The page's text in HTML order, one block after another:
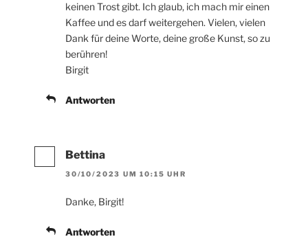
keinen Trost gibt. Ich glaub, ich mach mir einen
Kaffee und es darf weitergehen. Vielen, vielen
Dank für deine Worte, deine große Kunst, so zu
berühren!
Birgit
Antworten
Bettina
30/10/2023 UM 10:15 UHR
Danke, Birgit!
Antworten